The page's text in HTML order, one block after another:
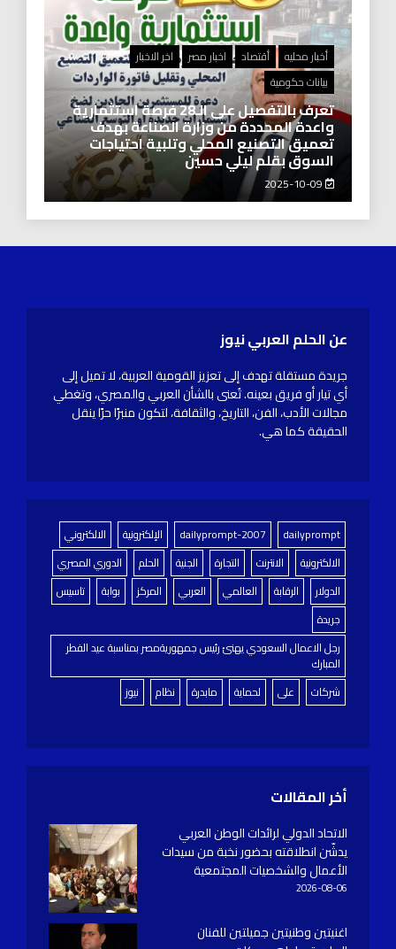
أخبار محليه أقتصاد اخبار مصر
اخر الاخبار
بيانات حكومية
تعرف بالتفصيل على الـ28 فرصة استثمارية
واعدة المحددة من وزارة الصناعة بهدف
تعميق التصنيع المحلي وتلبية احتياجات
السوق بقلم ليلي حسين
عن الحلم العربي نيوز
جريدة مستقلة تهدف إلى تعزيز القومية العربية، لا تميل إلى
أي تيار أو فريق بعينه. تُعنى بالشأن العربي والمصري، وتغطي
مجالات الأدب، الفن، التاريخ، والثقافة، لتكون منبرًا حرًا ينقل
الحقيقة كما هي.
dailyprompt
dailyprompt-2007 الإلكترونية
الالكتروني
الالكترونية
الانترنت التجارة الجنية الحلم
الدوري المصري
الدولار
الرقابة العالمي العربي المركز بوابة
تاسيس
جريدة
رجل الاعمال السعودي يهنئ رئيس جمهوريةمصر بمناسبة عيد الفطر
المبارك
شركات
على لحماية مابدرة نظام نيوز
أخر المقالات
الاتحاد الدولي لرائدات الوطن العربي
يدشّن انطلاقته بحضور نخبة من سيدات
الأعمال والشخصيات المجتمعية
2026-08-06
اغنيتين وطنيتين جميلتين للفنان